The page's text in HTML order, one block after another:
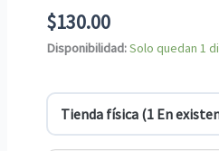
$130.00
Disponibilidad:Solo quedan 1